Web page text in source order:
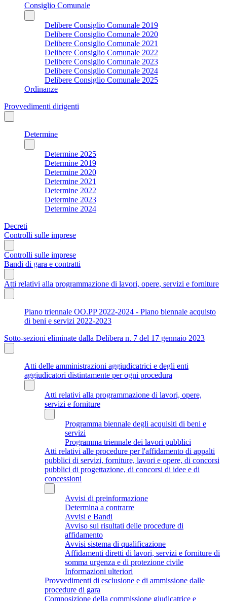
Consiglio Comunale
Delibere Consiglio Comunale 2019
Delibere Consiglio Comunale 2020
Delibere Consiglio Comunale 2021
Delibere Consiglio Comunale 2022
Delibere Consiglio Comunale 2023
Delibere Consiglio Comunale 2024
Delibere Consiglio Comunale 2025
Ordinanze
Provvedimenti dirigenti
Determine
Determine 2025
Determine 2019
Determine 2020
Determine 2021
Determine 2022
Determine 2023
Determine 2024
Decreti
Controlli sulle imprese
Controlli sulle imprese
Bandi di gara e contratti
Atti relativi alla programmazione di lavori, opere, servizi e forniture
Piano triennale OO.PP 2022-2024 - Piano biennale acquisto
di beni e servizi 2022-2023
Sotto-sezioni eliminate dalla Delibera n. 7 del 17 gennaio 2023
Atti delle amministrazioni aggiudicatrici e degli enti
aggiudicatori distintamente per ogni procedura
Atti relativi alla programmazione di lavori, opere,
servizi e forniture
Programma biennale degli acquisiti di beni e
servizi
Programma triennale dei lavori pubblici
Atti relativi alle procedure per l'affidamento di appalti
pubblici di servizi, forniture, lavori e opere, di concorsi
pubblici di progettazione, di concorsi di idee e di
concessioni
Avvisi di preinformazione
Determina a contrarre
Avvisi e Bandi
Avviso sui risultati delle procedure di
affidamento
Avvisi sistema di qualificazione
Affidamenti diretti di lavori, servizi e forniture di
somma urgenza e di protezione civile
Informazioni ulteriori
Provvedimenti di esclusione e di ammissione dalle
procedure di gara
Composizione della commissione giudicatrice e